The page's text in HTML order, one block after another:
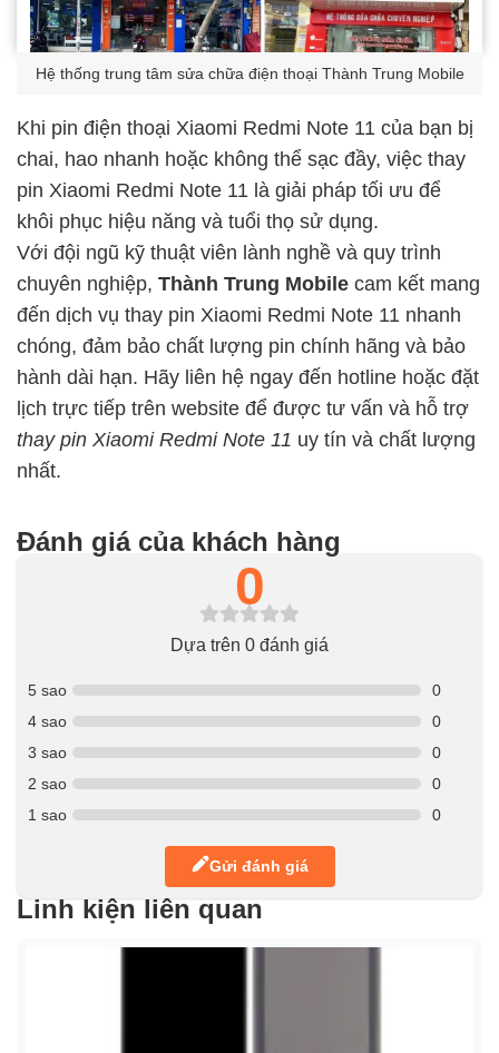
Hệ thống trung tâm sửa chữa điện thoại Thành Trung Mobile
Khi pin điện thoại Xiaomi Redmi Note 11 của bạn bị
chai, hao nhanh hoặc không thể sạc đầy, việc thay
pin Xiaomi Redmi Note 11 là giải pháp tối ưu để
khôi phục hiệu năng và tuổi thọ sử dụng.
Với đội ngũ kỹ thuật viên lành nghề và quy trình
chuyên nghiệp, Thành Trung Mobile cam kết mang
đến dịch vụ thay pin Xiaomi Redmi Note 11 nhanh
chóng, đảm bảo chất lượng pin chính hãng và bảo
hành dài hạn. Hãy liên hệ ngay đến hotline hoặc đặt
lịch trực tiếp trên website để được tư vấn và hỗ trợ
thay pin Xiaomi Redmi Note 11 uy tín và chất lượng
nhất.
Đánh giá của khách hàng
0
Dựa trên 0 đánh giá
5 sao
0
4 sao
0
3 sao
0
2 sao
0
1 sao
0
Gửi đánh giá
Linh kiện liên quan